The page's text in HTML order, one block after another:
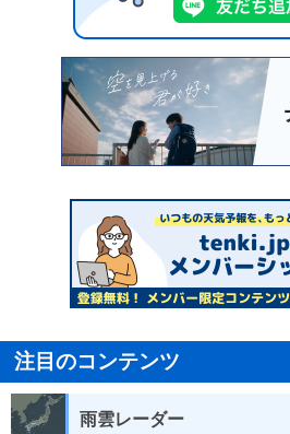
注目のコンテンツ
雨雲レーダー